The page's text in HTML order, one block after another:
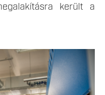
került a
30.JPG